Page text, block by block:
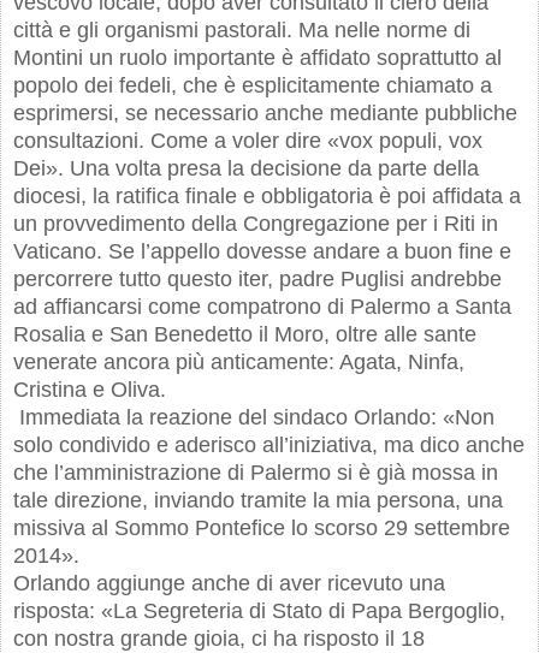
città e gli organismi pastorali. Ma nelle norme di
Montini un ruolo importante è affidato soprattutto al
popolo dei fedeli, che è esplicitamente chiamato a
esprimersi, se necessario anche mediante pubbliche
consultazioni. Come a voler dire «vox populi, vox
Dei». Una volta presa la decisione da parte della
diocesi, la ratifica finale e obbligatoria è poi affidata a
un provvedimento della Congregazione per i Riti in
Vaticano. Se l’appello dovesse andare a buon fine e
percorrere tutto questo iter, padre Puglisi andrebbe
ad affiancarsi come compatrono di Palermo a Santa
Rosalia e San Benedetto il Moro, oltre alle sante
venerate ancora più anticamente: Agata, Ninfa,
Cristina e Oliva.
Immediata la reazione del sindaco Orlando: «Non
solo condivido e aderisco all’iniziativa, ma dico anche
che l’amministrazione di Palermo si è già mossa in
tale direzione, inviando tramite la mia persona, una
missiva al Sommo Pontefice lo scorso 29 settembre
2014».
Orlando aggiunge anche di aver ricevuto una
risposta: «La Segreteria di Stato di Papa Bergoglio,
con nostra grande gioia, ci ha risposto il 18